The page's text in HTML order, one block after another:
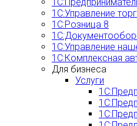
1С:Управление
1С:Розница 8
1С:Управление
1С:Комплексная
Для бизнеса
Услуги